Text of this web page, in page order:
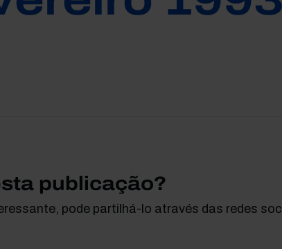
publicação?
pode partilhá-lo através das redes